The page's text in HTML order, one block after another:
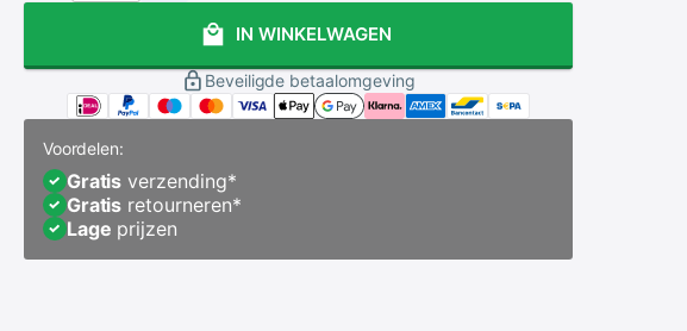
IN WINKELWAGEN
Beveiligde betaalomgeving
Voordelen:
Gratis verzending*
Gratis retourneren*
Lage prijzen